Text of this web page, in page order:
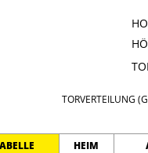
TORVERTEILUNG
HEIM